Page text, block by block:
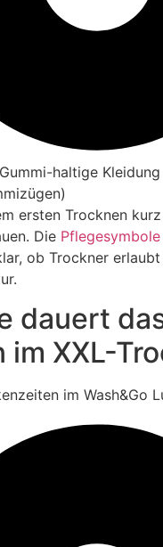
haltige
ersten Trocknen
Die Pflegesymbole
ob Trockner
dauert
im XXL-
im Wash&Go